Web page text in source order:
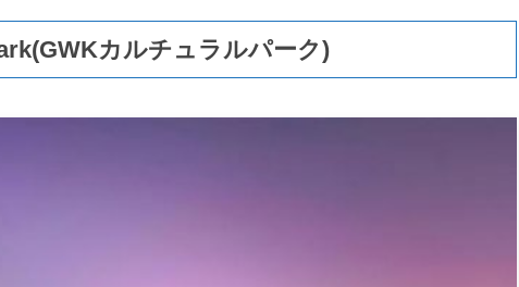
カルチュラルパーク)